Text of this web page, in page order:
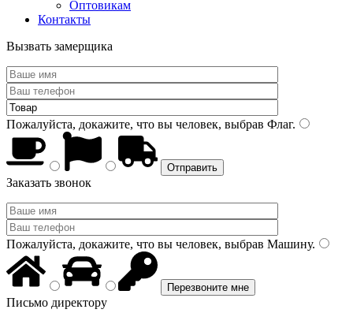
Оптовикам
Контакты
Вызвать замерщика
Пожалуйста, докажите, что вы человек, выбрав Флаг.
Заказать звонок
Пожалуйста, докажите, что вы человек, выбрав Машину.
Письмо директору